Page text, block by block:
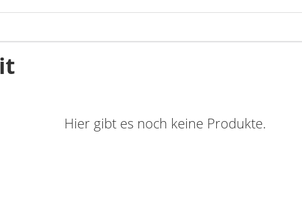
Hier gibt es noch keine Produkte.